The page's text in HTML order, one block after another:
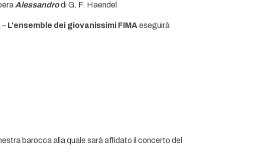
Alessandrodi G. F. Haendel
– L'ensemble dei giovanissimi FIMA eseguirà
barocca alla quale sarà affidato il concerto del